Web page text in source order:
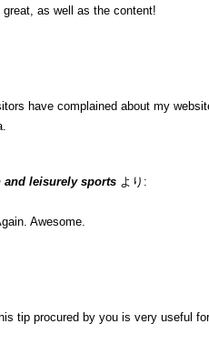
as well as the content!
have complained about my
leisurely sports より:
Awesome.
tip procured by you is very useful